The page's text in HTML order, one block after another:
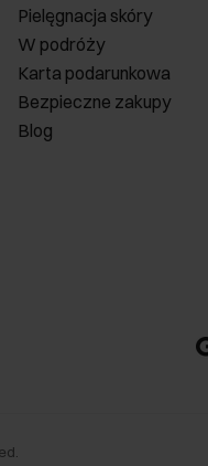
Pielęgnacja skóry
W podróży
Karta podarunkowa
Bezpieczne zakupy
Blog